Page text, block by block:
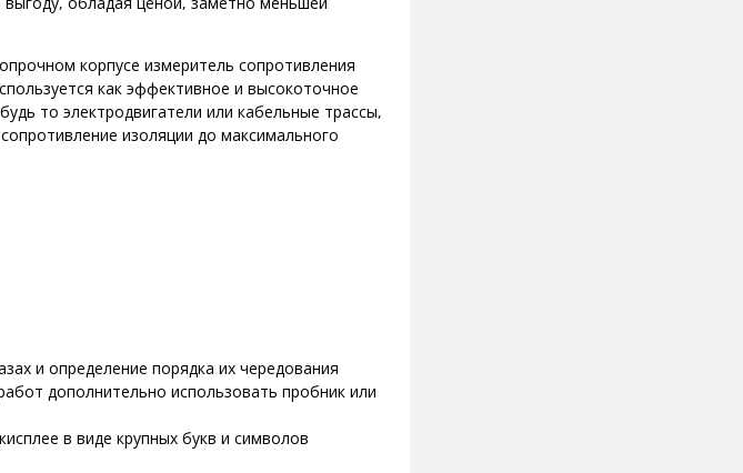
корпусе измеритель сопротивления
как эффективное и высокоточное
то электродвигатели или кабельные трассы,
изоляции до максимального
и определение порядка их чередования
дополнительно использовать пробник или
в виде крупных букв и символов